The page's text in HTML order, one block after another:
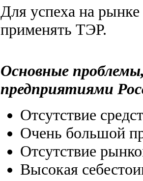
Для успеха на
применять ТЭР.
Основные
предприятиями
Отсутствие
Очень большой
Отсутствие
Высокая